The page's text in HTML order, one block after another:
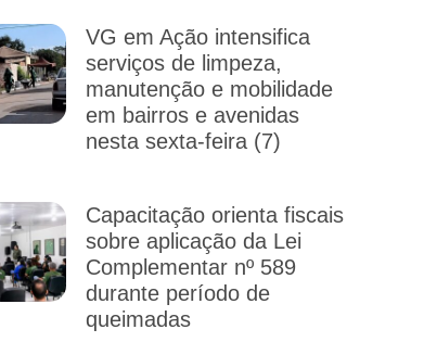
VG em Ação intensifica
serviços de limpeza,
manutenção e mobilidade
em bairros e avenidas
nesta sexta-feira (7)
Capacitação orienta fiscais
sobre aplicação da Lei
Complementar nº 589
durante período de
queimadas